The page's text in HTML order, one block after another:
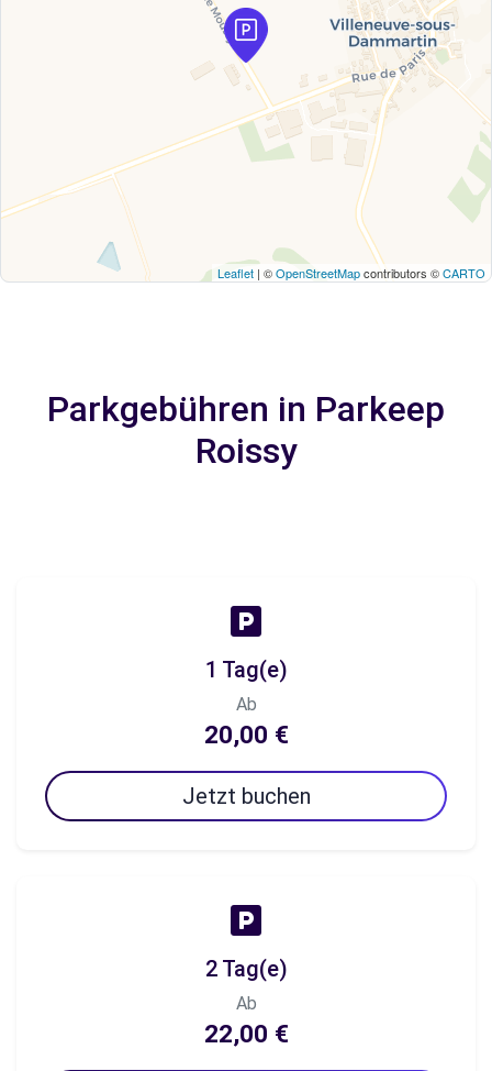
Leaflet | ©OpenStreetMapcontributors ©CARTO
Parkgebühren in Parkeep
Roissy
1 Tag(e)
Ab
20,00 €
Jetzt buchen
2 Tag(e)
Ab
22,00 €